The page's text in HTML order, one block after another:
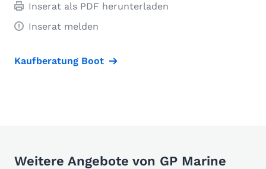
Inserat als PDF herunterladen
Inserat melden
Kaufberatung Boot
Weitere Angebote von GP Marine